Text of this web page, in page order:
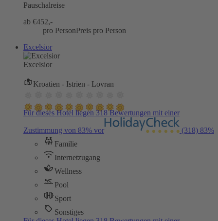
Pauschalreise
ab €452,-
pro PersonPreis pro Person
Excelsior
Excelsior
Kroatien - Istrien - Lovran
Für dieses Hotel liegen 318 Bewertungen mit einer
Zustimmung von 83% vor (318) 83%
Familie
Internetzugang
Wellness
Pool
Sport
Sonstiges